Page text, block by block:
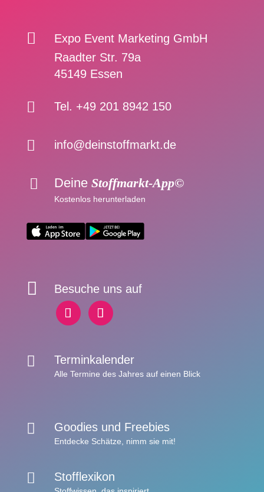

Expo Event Marketing GmbH
Raadter Str. 79a
45149 Essen
 Tel. +49 201 8942 150
 info@deinstoffmarkt.de
 Deine Stoffmarkt-App©
Kostenlos herunterladen
 Besuche uns auf
 Terminkalender
Alle Termine des Jahres auf einen Blick
 Goodies und Freebies
Entdecke Schätze, nimm sie mit!
 Stofflexikon